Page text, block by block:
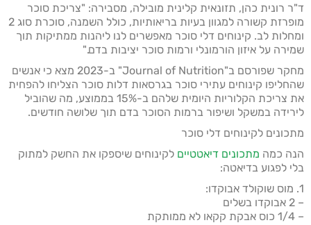
ד"ר רונית כהן, תזונאית קלינית מובילה, מסבירה: "צריכת סוכר
מופרזת קשורה למגוון בעיות בריאותיות, כולל השמנה, סוכרת סוג 2
ומחלות לב. קינוחים דלי סוכר מאפשרים לנו ליהנות ממתיקות תוך
שמירה על איזון הורמונלי ורמות סוכר יציבות בדם."
מחקר שפורסם ב"Journal of Nutrition" ב-2023 מצא כי אנשים
שהחליפו קינוחים עתירי סוכר בגרסאות דלות סוכר הצליחו להפחית
את צריכת הקלוריות היומית שלהם ב-15% בממוצע, מה שהוביל
לירידה במשקל ושיפור ברמות הסוכר בדם תוך שלושה חודשים.
מתכונים לקינוחים דלי סוכר
הנה כמה מתכונים דיאטטיים לקינוחים שיספקו את החשק למתוק
בלי לפגוע בדיאטה:
1. מוס שוקולד אבוקדו:
– 2 אבוקדו בשלים
– 1/4 כוס אבקת קקאו לא ממותקת